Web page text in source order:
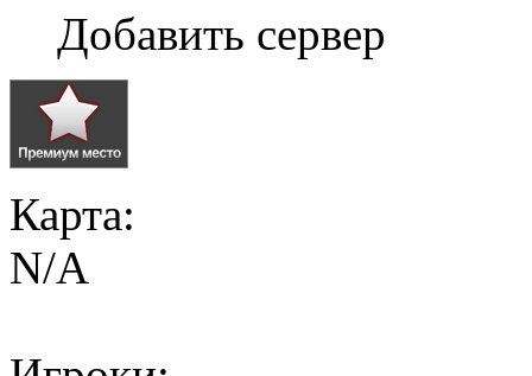
Добавить сервер
Карта:
N/A